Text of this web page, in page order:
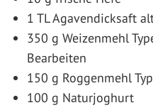
1 TL Agavendicksaft
350 g Weizenmehl
Bearbeiten
150 g Roggenmehl
100 g Naturjoghurt